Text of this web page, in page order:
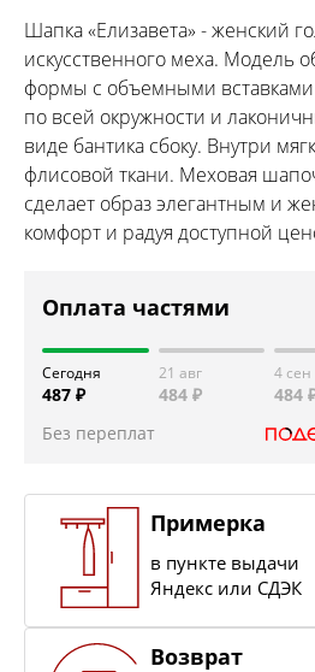
Шапка «Елизавета» - женский
искусственного меха. Модель
формы с объемными вставками
по всей окружности и
виде бантика сбоку. Внутри
флисовой ткани. Меховая
сделает образ элегантным и
комфорт и радуя доступной
Оплата частями
Сегодня
487 ₽
21 авг
484 ₽
4 сен
484
Без переплат
Примерка
в пункте выдачи
Яндекс или СДЭК
Возврат